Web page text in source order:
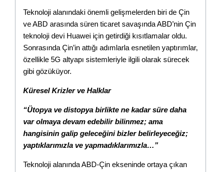
Teknoloji alanındaki önemli gelişmelerden biri de Çin
ve ABD arasında süren ticaret savaşında ABD’nin Çin
teknoloji devi Huawei için getirdiği kısıtlamalar oldu.
Sonrasında Çin’in attığı adımlarla esnetilen yaptırımlar,
özellikle 5G altyapı sistemleriyle ilgili olarak sürecek
gibi gözüküyor.
Küresel Krizler ve Halklar
“Ütopya ve distopya birlikte ne kadar süre daha
var olmaya devam edebilir bilinmez; ama
hangisinin galip geleceğini bizler belirleyeceğiz;
yaptıklarımızla ve yapmadıklarımızla…”
Teknoloji alanında ABD-Çin ekseninde ortaya çıkan